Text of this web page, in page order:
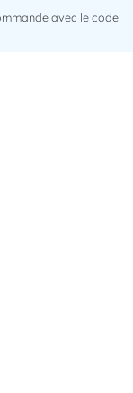
avec le code